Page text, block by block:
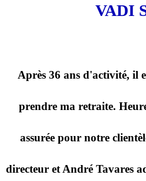
VADI
Après 36 ans d'activité, il
prendre ma retraite.
assurée pour notre
directeur et André Tavares